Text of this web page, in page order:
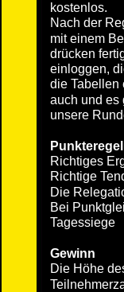
kostenlos.
Nach der
mit einem
drücken
einloggen,
die Tabellen
auch und es
unsere
Richtiges
Richtige
Die
Bei
Tagessiege
Gewinn
Die Höhe